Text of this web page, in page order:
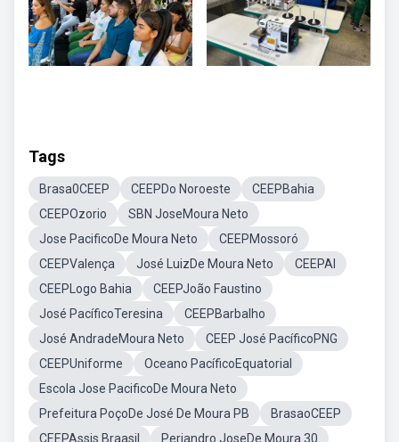
Tags
Brasa0CEEP CEEPDo Noroeste
CEEPBahia
CEEPOzorio
SBN JoseMoura Neto
Jose PacificoDe Moura Neto
CEEPMossoró
CEEPValença
José LuizDe Moura Neto
CEEPAl
CEEPLogo Bahia
CEEPJoão Faustino
José PacíficoTeresina
CEEPBarbalho
José AndradeMoura Neto
CEEP José PacíficoPNG
CEEPUniforme
Oceano PacíficoEquatorial
Escola Jose PacificoDe Moura Neto
Prefeitura PoçoDe José De Moura PB
BrasaoCEEP
CEEPAssis Braasil
Periandro JoseDe Moura 30